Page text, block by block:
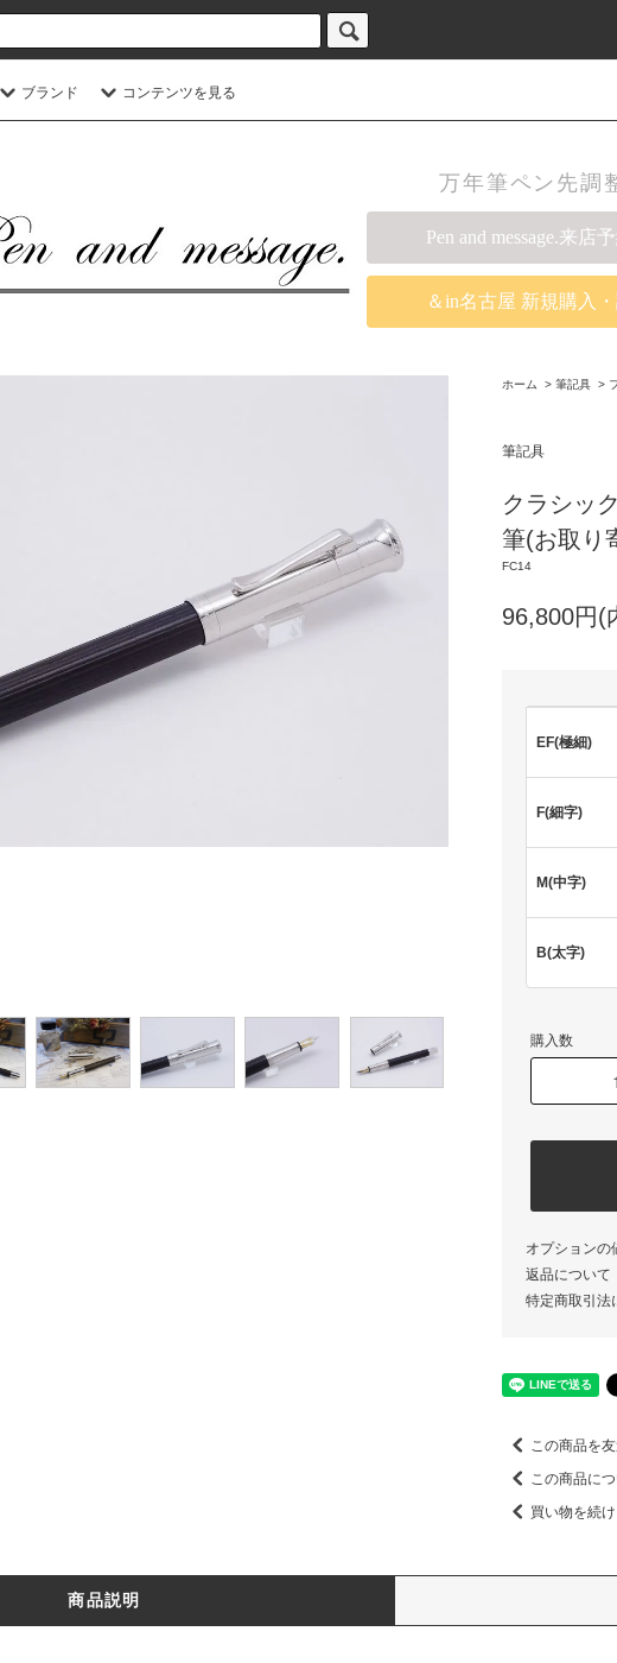
ブランド コンテンツを見る
万年筆ペン先
Pen and message.来店
＆in名古屋 新規購入
ホーム > 筆記具 >
筆記具
クラシッ
筆(お取り
FC14
96,800円(
EF(極細)
F(細字)
M(中字)
B(太字)
購入数
オプションの
返品について
特定商取引法
この商品を
この商品に
買い物を続
商品説明